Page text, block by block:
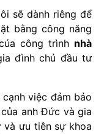
sẽ dành riêng để
bằng công năng
công trình nhà
đình chủ đầu tư
việc đảm bảo
anh Đức và gia
ưu tiên sự khoa